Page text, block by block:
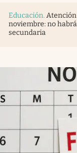
Educación. Atención
noviembre: no
secundaria